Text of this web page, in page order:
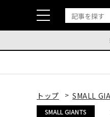
トップ SMALL
SMALL GIANTS